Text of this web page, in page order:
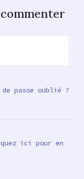
de passe oublié ?
ici pour en